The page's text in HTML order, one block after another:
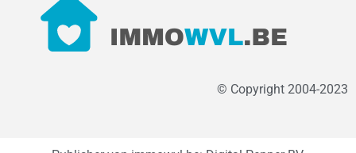
© Copyright 2004-2023